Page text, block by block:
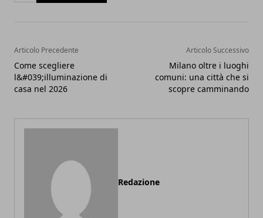
Articolo Precedente
Come scegliere
l&#039;illuminazione di
casa nel 2026
Articolo Successivo
Milano oltre i luoghi
comuni: una città che si
scopre camminando
Redazione